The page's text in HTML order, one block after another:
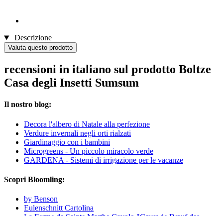
Descrizione
Valuta questo prodotto
recensioni in italiano sul prodotto Boltze
Casa degli Insetti Sumsum
Il nostro blog:
Decora l'albero di Natale alla perfezione
Verdure invernali negli orti rialzati
Giardinaggio con i bambini
Microgreens - Un piccolo miracolo verde
GARDENA - Sistemi di irrigazione per le vacanze
Scopri Bloomling:
by Benson
Eulenschnitt Cartolina